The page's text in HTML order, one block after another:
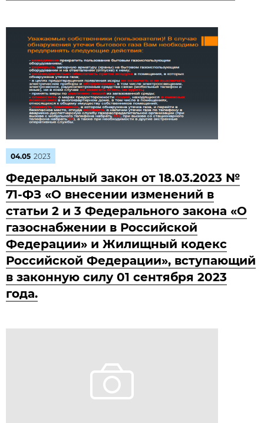
04.05 2023
Федеральный закон от 18.03.2023 №
71-ФЗ «О внесении изменений в
статьи 2 и 3 Федерального закона «О
газоснабжении в Российской
Федерации» и Жилищный кодекс
Российской Федерации», вступающий
в законную силу 01 сентября 2023
года.